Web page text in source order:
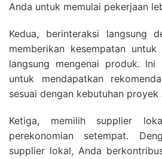
Anda untuk memulai pekerjaan
Kedua, berinteraksi langsung
memberikan kesempatan
langsung mengenai produk. Ini
untuk mendapatkan
sesuai dengan kebutuhan proyek
Ketiga, memilih supplier
perekonomian setempat.
supplier lokal, Anda